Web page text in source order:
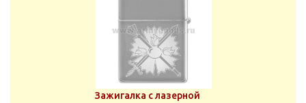
Зажигалка с лазерной